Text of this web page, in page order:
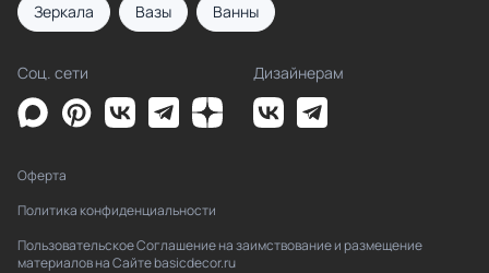
Зеркала Вазы Ванны
Соц. сети Дизайнерам
Оферта
Политика конфиденциальности
Пользовательское Соглашение на заимствование и размещение
материалов на Сайте basicdecor.ru